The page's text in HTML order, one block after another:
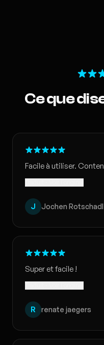
Ce que
Facile à utiliser.
J Jochen Rotschadl
Super et facile !
R renate jaegers